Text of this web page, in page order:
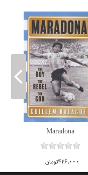
Maradona
426,000تومان
ناموجود